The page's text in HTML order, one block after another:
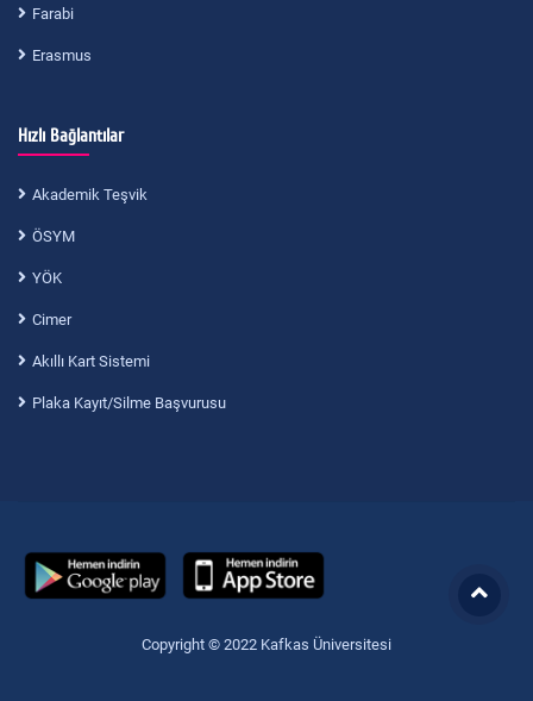
Farabi
Erasmus
Hızlı Bağlantılar
Akademik Teşvik
ÖSYM
YÖK
Cimer
Akıllı Kart Sistemi
Plaka Kayıt/Silme Başvurusu
Copyright © 2022 Kafkas Üniversitesi